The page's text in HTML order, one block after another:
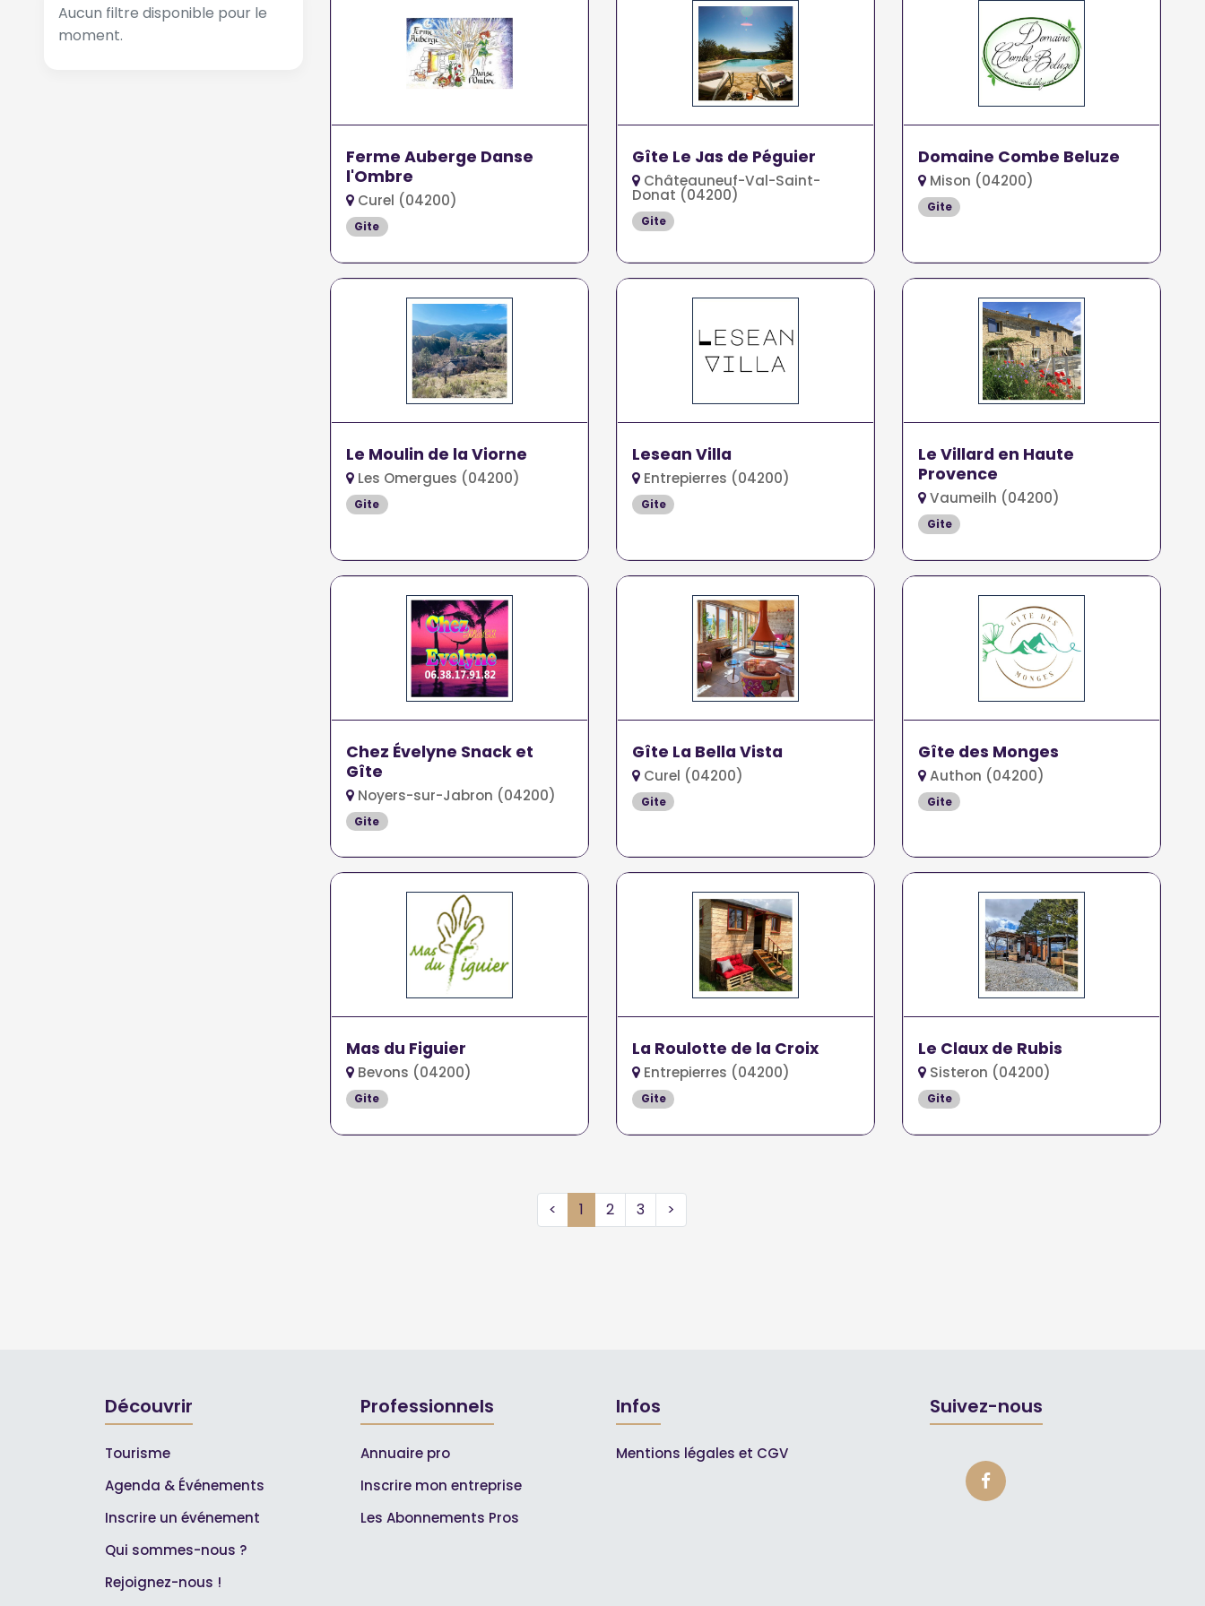
Aucun filtre disponible pour le
moment.
Ferme Auberge Danse
l'Ombre
Curel (04200)
Gite
Gîte Le Jas de Péguier
Châteauneuf-Val-Saint-
Donat (04200)
Gite
Domaine Combe Beluze
Mison (04200)
Gite
Le Moulin de la Viorne
Les Omergues (04200)
Gite
Lesean Villa
Entrepierres (04200)
Gite
Le Villard en Haute
Provence
Vaumeilh (04200)
Gite
Chez Évelyne Snack et
Gîte
Noyers-sur-Jabron (04200)
Gite
Gîte La Bella Vista
Curel (04200)
Gite
Gîte des Monges
Authon (04200)
Gite
Mas du Figuier
Bevons (04200)
Gite
La Roulotte de la Croix
Entrepierres (04200)
Gite
Le Claux de Rubis
Sisteron (04200)
Gite
< 1 2 3 >
Découvrir
Tourisme
Agenda & Événements
Inscrire un événement
Qui sommes-nous ?
Rejoignez-nous !
Professionnels
Annuaire pro
Inscrire mon entreprise
Les Abonnements Pros
Infos
Mentions légales et CGV
Suivez-nous